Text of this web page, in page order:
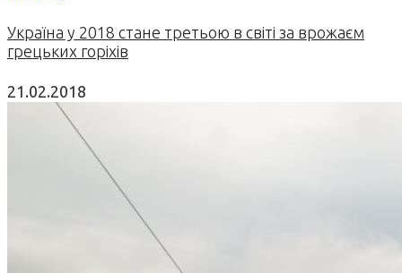
Україна у 2018 стане третьою в світі за врожаєм
грецьких горіхів
21.02.2018